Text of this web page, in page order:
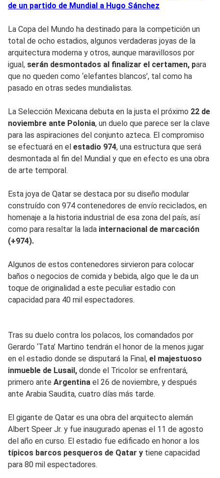
de un partido de Mundial a Hugo Sánchez
La Copa del Mundo ha destinado para la competición un
total de ocho estadios, algunos verdaderas joyas de la
arquitectura moderna y otros, aunque maravillosos por
igual, serán desmontados al finalizar el certamen, para
que no queden como ‘elefantes blancos’, tal como ha
pasado en otras sedes mundialistas.
La Selección Mexicana debuta en la justa el próximo 22 de
noviembre ante Polonia, un duelo que parece ser la clave
para las aspiraciones del conjunto azteca. El compromiso
se efectuará en el estadio 974, una estructura que será
desmontada al fin del Mundial y que en efecto es una obra
de arte temporal.
Esta joya de Qatar se destaca por su diseño modular
construído con 974 contenedores de envío reciclados, en
homenaje a la historia industrial de esa zona del país, así
como para resaltar la lada internacional de marcación
(+974).
Algunos de estos contenedores sirvieron para colocar
baños o negocios de comida y bebida, algo que le da un
toque de originalidad a este peculiar estadio con
capacidad para 40 mil espectadores.
Tras su duelo contra los polacos, los comandados por
Gerardo ‘Tata’ Martino tendrán el honor de la menos jugar
en el estadio donde se disputará la Final, el majestuoso
inmueble de Lusail, donde el Tricolor se enfrentará,
primero ante Argentina el 26 de noviembre, y después
ante Arabia Saudita, cuatro días más tarde.
El gigante de Qatar es una obra del arquitecto alemán
Albert Speer Jr. y fue inaugurado apenas el 11 de agosto
del año en curso. El estadio fue edificado en honor a los
típicos barcos pesqueros de Qatar y tiene capacidad
para 80 mil espectadores.